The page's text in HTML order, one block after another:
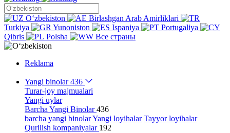
Oʻzbekiston
Birlashgan Arab Amirliklari
Turkiya
Yunoniston Ispaniya
Portugaliya
Qibris
Polsha Все страны
Reklama
Yangi binolar436
Turar-joy majmualari
Yangi uylar
Barcha Yangi Binolar436
barcha yangi binolarYangi loyihalar Tayyor loyihalar
Qurilish kompaniyalar 192